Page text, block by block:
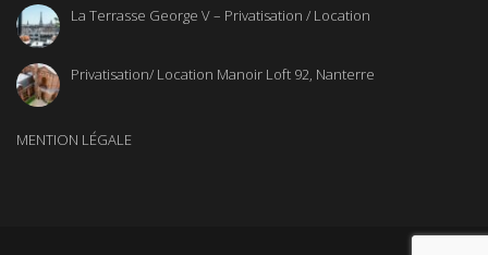
La Terrasse George V – Privatisation / Location
Privatisation/ Location Manoir Loft 92, Nanterre
MENTION LÉGALE